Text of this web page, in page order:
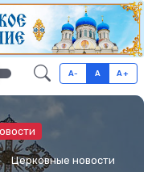
A- A A+
Церковные новости